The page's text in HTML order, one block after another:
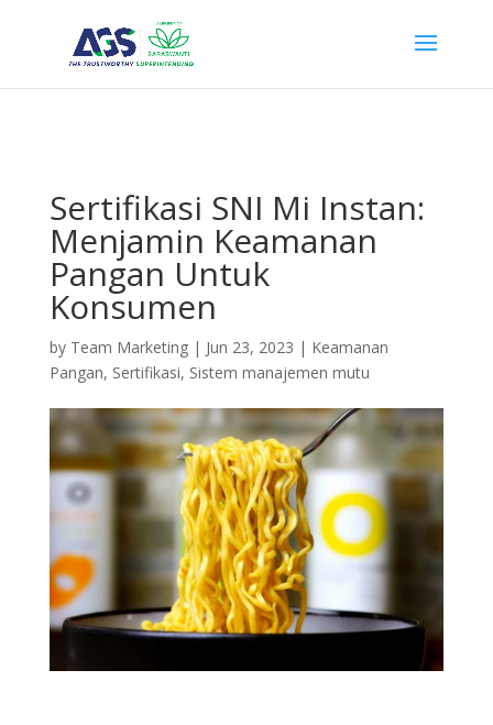
Anugerah Global Superintending", "url": "https://ags.saraswanti.com/"
Sertifikasi SNI Mi Instan:
Menjamin Keamanan
Pangan Untuk
Konsumen
by Team Marketing| Jun 23, 2023 | Keamanan
Pangan, Sertifikasi, Sistem manajemen mutu